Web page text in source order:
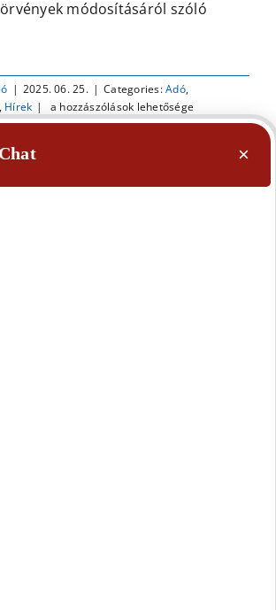
módosításáról szóló
| 2025. 06. 25. | Categories:Adó,
, Hírek |
Automatikus
részletfizetés
a hozzászólások lehetősége
adó bevallási és
határidő
adóbevallás
és az adó megfizetésének,
határideje rövidesen lejár (végső
június 2!) A „24HIPAK" elnevezésű